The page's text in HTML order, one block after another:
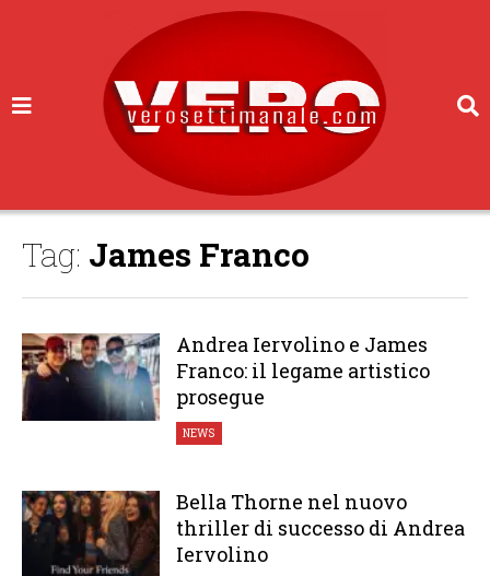
Tag: James Franco
Andrea Iervolino e James
Franco: il legame artistico
prosegue
NEWS
Bella Thorne nel nuovo
thriller di successo di Andrea
Iervolino